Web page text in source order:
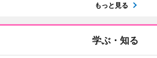
もっと見る
学ぶ・知る